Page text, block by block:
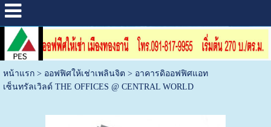
หน้าแรก> ออฟฟิศให้เช่าเพลินจิต > อาคารดิออฟฟิศแอท
เซ็นทรัลเวิลด์ THE OFFICES @ CENTRAL WORLD